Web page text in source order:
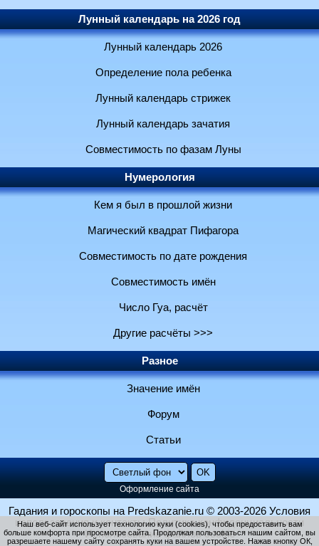
Лунный календарь на 2026 год
Лунный календарь 2026
Определение пола ребенка
Лунный календарь стрижек
Лунный календарь зачатия
Совместимость по фазам Луны
Нумерология
Кем я был в прошлой жизни
Магический квадрат Пифагора
Совместимость по дате рождения
Совместимость имён
Число Гуа, расчёт
Другие расчёты >>>
Разное
Значение имён
Форум
Статьи
Оформление сайта
Гадания и гороскопы на Predskazanie.ru © 2003-2026 Условия
использования и контакты Политика конфиденциальности
Использование файлов cookie
Наш веб-сайт использует технологию куки (cookies), чтобы предоставить вам
больше комфорта при просмотре сайта. Продолжая пользоваться нашим сайтом, вы
разрешаете нашему сайту сохранять куки на вашем устройстве. Нажав кнопку ОК,